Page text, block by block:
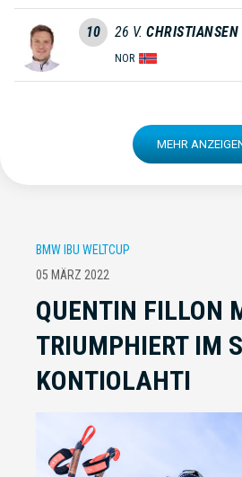
10 26 V. CHRISTIANSEN
NOR
MEHR
BMW IBU WELTCUP
05 MÄRZ 2022
QUENTIN FILLON
TRIUMPHIERT IM
KONTIOLAHTI